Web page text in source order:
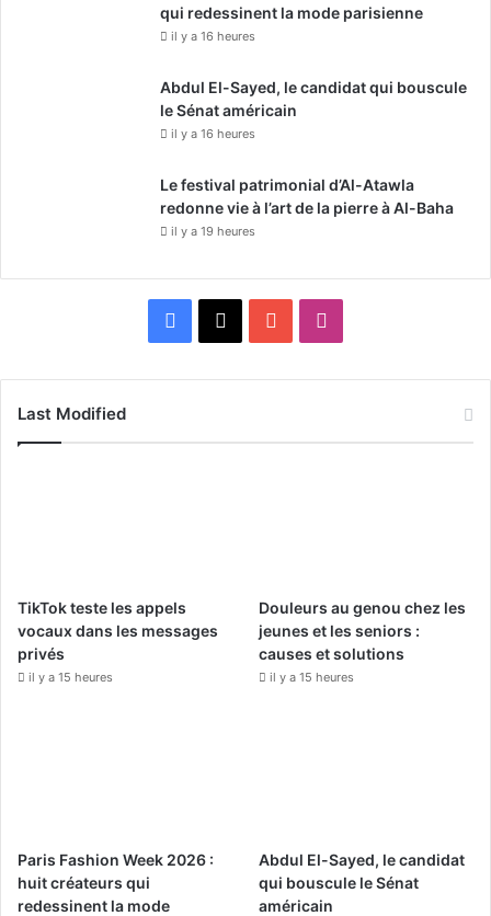
qui redessinent la mode parisienne
il y a 16 heures
Abdul El-Sayed, le candidat qui bouscule
le Sénat américain
il y a 16 heures
Le festival patrimonial d’Al-Atawla
redonne vie à l’art de la pierre à Al-Baha
il y a 19 heures
k
a
m
Last Modified
TikTok teste les appels
vocaux dans les messages
privés
il y a 15 heures
Douleurs au genou chez les
jeunes et les seniors :
causes et solutions
il y a 15 heures
Paris Fashion Week 2026 :
huit créateurs qui
redessinent la mode
Abdul El-Sayed, le candidat
qui bouscule le Sénat
américain